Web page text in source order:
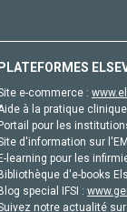
PLATEFORMES
e-commerce :
à la pratique
Portail pour les
d'information sur
E-learning pour les
Bibliothèque d'e-books
Blog special IFSI :
notre actualité